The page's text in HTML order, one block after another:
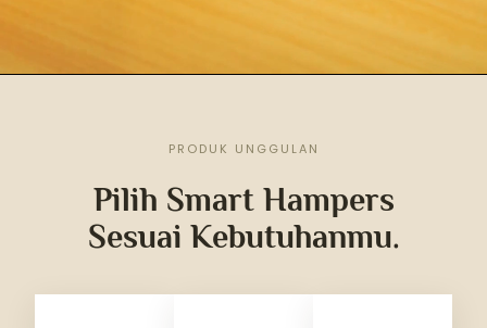
PRODUK UNGGULAN
Pilih Smart Hampers
Sesuai Kebutuhanmu.